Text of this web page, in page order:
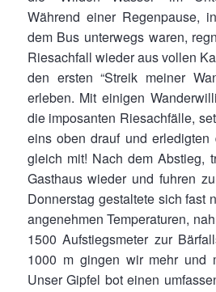
Während einer Regenpause,
dem Bus unterwegs waren,
Riesachfall wieder aus vollen
den ersten “Streik meiner
erleben. Mit einigen
die imposanten Riesachfälle,
eins oben drauf und erledigten
gleich mit! Nach dem Abstieg,
Gasthaus wieder und fuhren
Donnerstag gestaltete sich fast
angenehmen Temperaturen,
1500 Aufstiegsmeter zur
1000 m gingen wir mehr und
Unser Gipfel bot einen